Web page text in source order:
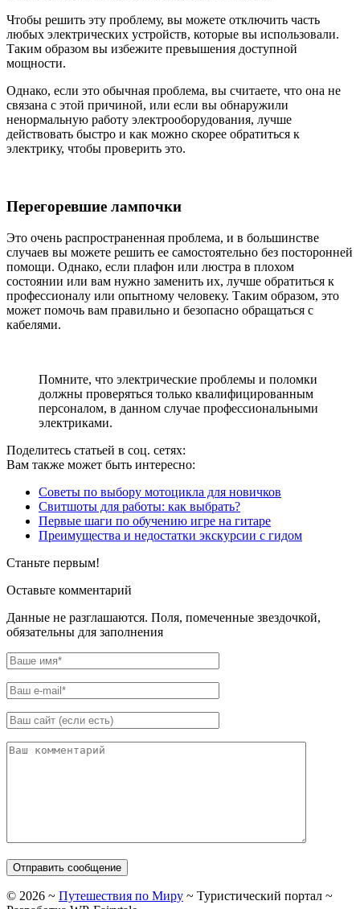
Чтобы решить эту проблему, вы можете отключить часть
любых электрических устройств, которые вы использовали.
Таким образом вы избежите превышения доступной
мощности.
Однако, если это обычная проблема, вы считаете, что она не
связана с этой причиной, или если вы обнаружили
ненормальную работу электрооборудования, лучше
действовать быстро и как можно скорее обратиться к
электрику, чтобы проверить это.
Перегоревшие лампочки
Это очень распространенная проблема, и в большинстве
случаев вы можете решить ее самостоятельно без посторонней
помощи. Однако, если плафон или люстра в плохом
состоянии или вам нужно заменить их, лучше обратиться к
профессионалу или опытному человеку. Таким образом, это
может помочь вам правильно и безопасно обращаться с
кабелями.
Помните, что электрические проблемы и поломки
должны проверяться только квалифицированным
персоналом, в данном случае профессиональными
электриками.
Поделитесь статьей в соц. сетях:
Вам также может быть интересно:
Советы по выбору мотоцикла для новичков
Свитшоты для работы: как выбрать?
Первые шаги по обучению игре на гитаре
Преимущества и недостатки экскурсии с гидом
Станьте первым!
Оставьте комментарий
Данные не разглашаются. Поля, помеченные звездочкой,
обязательны для заполнения
© 2026 ~ Путешествия по Миру ~ Туристический портал ~